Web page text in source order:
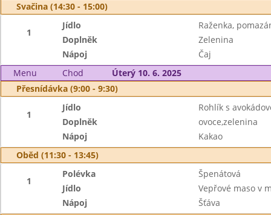
Svačina (14:30 - 15:00)
1
Jídlo
Raženka,
Doplněk
Zelenina
Nápoj
Čaj
Menu
Chod
Úterý 10. 6. 2025
Přesnídávka (9:00 - 9:30)
1
Jídlo
Rohlík s
Doplněk
ovoce,zelenina
Nápoj
Kakao
Oběd (11:30 - 13:45)
1
Polévka
Špenátová
Jídlo
Vepřové maso v
Nápoj
Šťáva